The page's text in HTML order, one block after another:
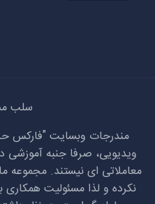
سلب
مندرجات وبسایت "فارکس
ویدیویی، صرفا جنبه آموزشی
معاملاتی ای نیستند. مجموعه
نکرده و لذا مسئولیت